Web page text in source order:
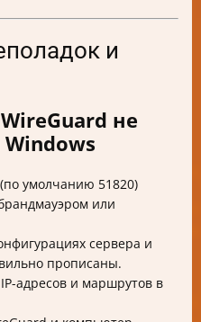
и
не
умолчанию 51820)
или
сервера и
прописаны.
адресов и маршрутов в